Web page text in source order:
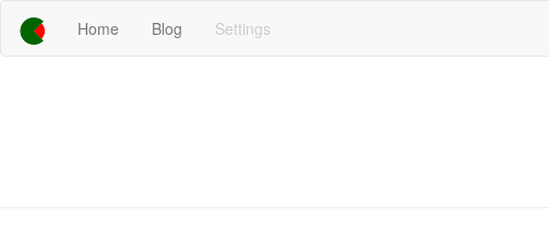
Home Blog Settings